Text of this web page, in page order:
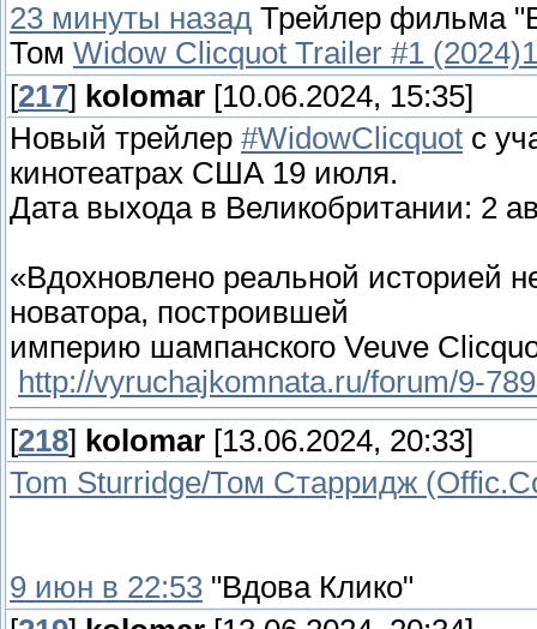
23 минуты назад Трейлер фильма
Том Widow Clicquot Trailer #1
[217] kolomar [10.06.2024, 15:35]
Новый трейлер #WidowClicquot с
кинотеатрах США 19 июля.
Дата выхода в Великобритании: 2
«Вдохновлено реальной историей
новатора, построившей
империю шампанского Veuve
http://vyruchajkomnata.ru/forum/9-
[218] kolomar [13.06.2024, 20:33]
Tom Sturridge/Том Старридж
9 июн в 22:53 "Вдова Клико"